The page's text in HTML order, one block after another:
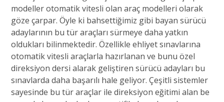
modeller otomatik vitesli olan araç modelleri olarak
göze çarpar. Öyle ki bahsettiğimiz gibi bayan sürücü
adaylarının bu tür araçları sürmeye daha yatkın
oldukları bilinmektedir. Özellikle ehliyet sınavlarına
otomatik vitesli araçlarla hazırlanan ve bunuözel
direksiyon dersi alarak geliştiren sürücü adayları bu
sınavlarda daha başarılı hale geliyor. Çeşitli sistemler
sayesinde bu tür araçlar iledireksiyon eğitimi alan be